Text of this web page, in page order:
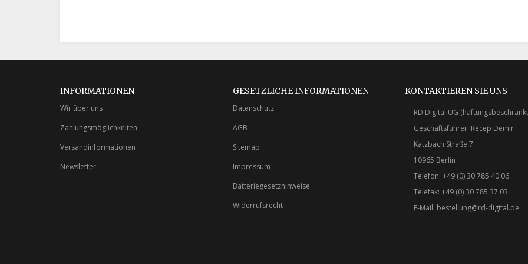
INFORMATIONEN
Wir über uns
Zahlungsmöglichkeiten
Versandinformationen
Newsletter
GESETZLICHE INFORMATIONEN
Datenschutz
AGB
Sitemap
Impressum
Batteriegesetzhinweise
Widerrufsrecht
KONTAKTIEREN SIE UNS
RD Digital UG
Geschäftsführer: Recep Demir
Katzbach Straße 7
10965 Berlin
Telefon: +49 (0) 30 785 40 06
Telefax: +49 (0) 30 785 37 03
E-Mail: bestellung@rd-digital.de